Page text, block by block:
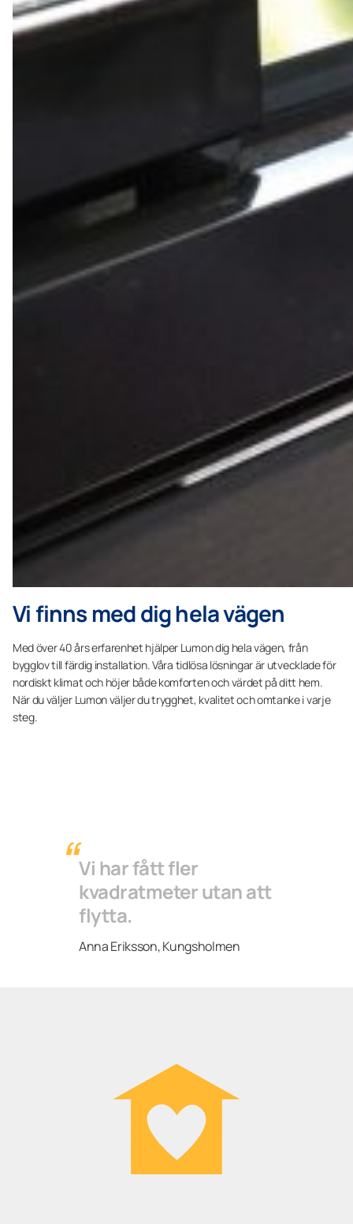
Vi finns med dig hela vägen
Med över 40 års erfarenhet hjälper Lumon dig hela vägen, från
bygglov till färdig installation. Våra tidlösa lösningar är utvecklade för
nordiskt klimat och höjer både komforten och värdet på ditt hem.
När du väljer Lumon väljer du trygghet, kvalitet och omtanke i varje
steg.
Vi har fått fler
kvadratmeter utan att
flytta.
Anna Eriksson, Kungsholmen